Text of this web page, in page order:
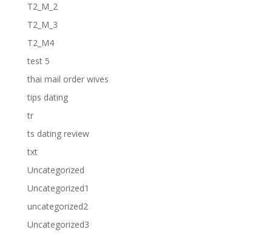
T2_M_2
T2_M_3
T2_M4
test 5
thai mail order wives
tips dating
tr
ts dating review
txt
Uncategorized
Uncategorized1
uncategorized2
Uncategorized3